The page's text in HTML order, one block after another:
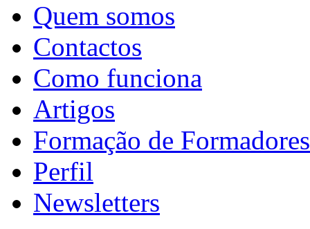
Quem somos
Contactos
Como funciona
Artigos
Formação de Formadores
Perfil
Newsletters